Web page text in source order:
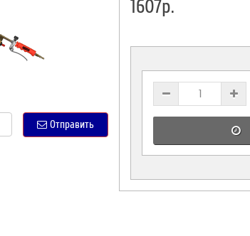
Отправить
1607р.